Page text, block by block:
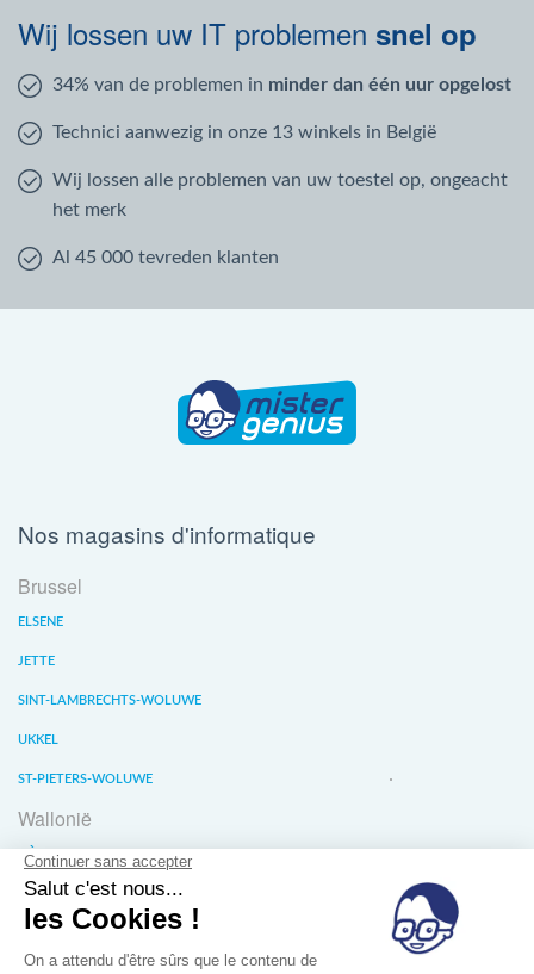
Wij lossen uw IT problemen snel op
34% van de problemen in minder dan één uur opgelost
Technici aanwezig in onze 13 winkels in België
Wij lossen alle problemen van uw toestel op, ongeacht
het merk
Al 45 000 tevreden klanten
Nos magasins d'informatique
Brussel
ELSENE
JETTE
SINT-LAMBRECHTS-WOLUWE
UKKEL
ST-PIETERS-WOLUWE
Wallonië
LIÈGE
WATERLOO
WAVER